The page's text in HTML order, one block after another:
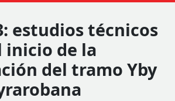
estudios técnicos
inicio de la
del tramo Yby